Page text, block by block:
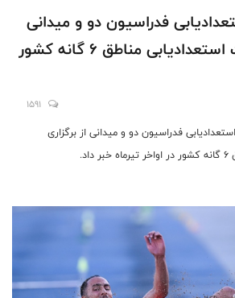
فدراسیون دو و میدانی
خبر داد/ مسابقات استعدادیابی مناطق 6 گانه کشور
1591
فدراسیون دو و میدانی از برگزاری